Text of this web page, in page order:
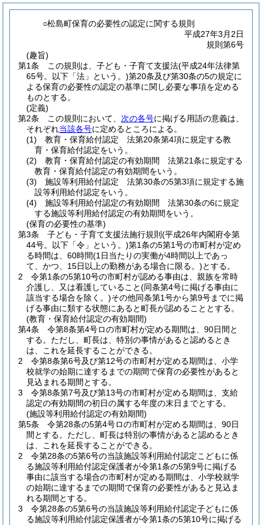
○松島町保育の必要性の認定に関する規則
平成27年3月2日
規則第6号
(趣旨)
第1条
この規則は、子ども・子育て支援法(平成24年法律第
65号。以下「法」という。)第20条及び第30条の5の規定に
よる保育の必要性の認定の基準に関し必要な事項を定める
ものとする。
(定義)
第2条
この規則において、 次の各号に掲げる用語の意義は、
それぞれ当該各号に定めるところによる。
(1)
教育・保育給付認定 法第20条第4項に規定する教
育・保育給付認定をいう。
(2)
教育・保育給付認定の有効期間 法第21条に規定する
教育・保育給付認定の有効期間をいう。
(3)
施設等利用給付認定 法第30条の5第3項に規定する施
設等利用給付認定をいう。
(4)
施設等利用給付認定の有効期間 法第30条の6に規定
する施設等利用給付認定の有効期間をいう。
(保育の必要性の基準)
第3条
子ども・子育て支援法施行規則 (平成26年内閣府令第
44号。以下「令」という。)第1条の5第1号の市町村が定め
る時間は、60時間(1日当たりの実働が4時間以上であっ
て、かつ、15日以上の勤務がある場合に限る。)とする。
2
令第1条の5第10号の市町村が認める事由は、親族を常時
介護し、又は看護していること(同条第4号に掲げる事由に
該当する場合を除く。)その他同条第1号から第9号までに掲
げる事由に類する状態にあると町長が認めることとする。
(教育・保育給付認定の有効期間)
第4条
令第8条第4号ロの市町村が定める期間は、90日間と
する。 ただし、町長は、特別の事情があると認めるとき
は、これを延長することができる。
2
令第8条第6号及び第12号の市町村が定める期間は、小学
校就学の始期に達するまでの期間で保育の必要性があると
見込まれる期間とする。
3
令第8条第7号及び第13号の市町村が定める期間は、支給
認定の有効期間の初日の属する年度の末日までとする。
(施設等利用給付認定の有効期間)
第5条
令第28条の5第4号ロの市町村が定める期間は、90日
間とする。 ただし、町長は特別の事情があると認めるとき
は、これを延長することができる。
2
令第28条の5第6号の当該施設等利用給付認定こどもに係
る施設等利用給付認定保護者が令第1条の5第9号に掲げる
事由に該当する場合の市町村が定める期間は、小学校就学
の始期に達するまでの期間で保育の必要性があると見込ま
れる期間とする。
3
令第28条の5第6号の当該施設等利用給付認定子どもに係
る施設等利用給付認定保護者が令第1条の5第10号に掲げる